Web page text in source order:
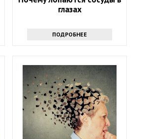
глазах
ПОДРОБНЕЕ